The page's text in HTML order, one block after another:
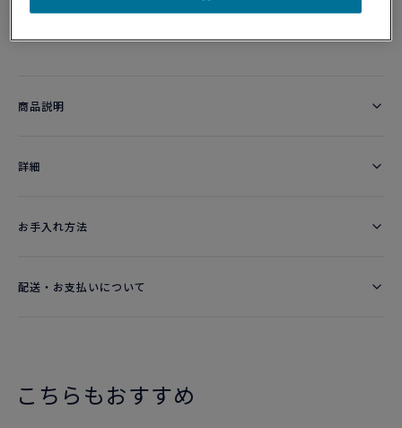
商品説明
詳細​
お手入れ方法
配送・お支払いについて
こちらもおすすめ